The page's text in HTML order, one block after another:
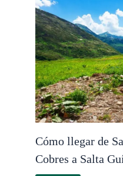
Cómo llegar de
Cobres a Salta